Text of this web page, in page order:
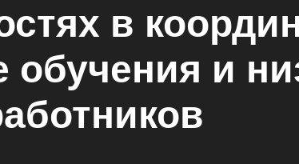
в
обучения и